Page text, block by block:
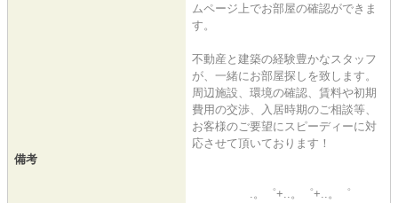
備考
ムページ上でお部屋の確認ができま
す。
不動産と建築の経験豊かなスタッフ
が、一緒にお部屋探しを致します。
周辺施設、環境の確認、賃料や初期
費用の交渉、入居時期のご相談等、
お客様のご要望にスピーディーに対
応させて頂いております！
.。゜+..。゜+..。゜